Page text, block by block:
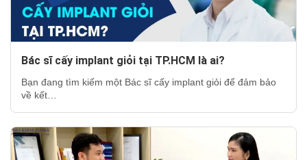
Bác sĩ cấy implant giỏi tại TP.HCM là ai?
Bạn đang tìm kiếm một Bác sĩ cấy implant giỏi để đảm bảo
về kết…